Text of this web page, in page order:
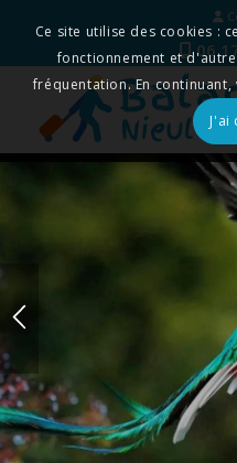
06
Le Guatemala
Ce site utilise des cookies :
fonctionnement et
fréquentation. En
J'ai